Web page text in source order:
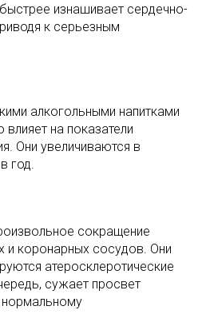
изнашивает сердечно-
к серьезным
алкогольными напитками
на показатели
Они увеличиваются в
год.
сокращение
и коронарных сосудов. Они
атеросклеротические
сужает просвет
нормальному